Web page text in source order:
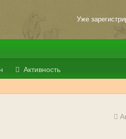
Уже
Активность